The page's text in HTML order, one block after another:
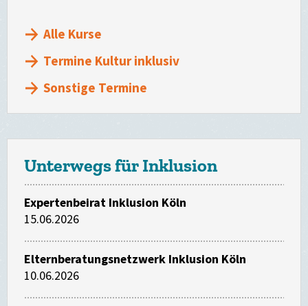
Alle Kurse
Termine Kultur inklusiv
Sonstige Termine
Unterwegs für Inklusion
Expertenbeirat Inklusion Köln
15.06.2026
Elternberatungsnetzwerk Inklusion Köln
10.06.2026